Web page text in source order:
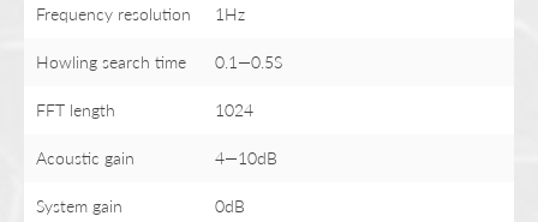
Frequency resolution 1Hz
Howling search time 0.1—0.5S
FFT length 1024
Acoustic gain 4—10dB
System gain 0dB